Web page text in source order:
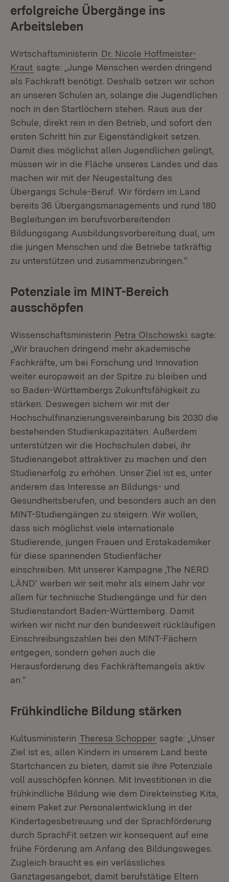
erfolgreiche Übergänge ins
Arbeitsleben
Wirtschaftsministerin Dr. Nicole Hoffmeister-
Kraut sagte: „Junge Menschen werden dringend
als Fachkraft benötigt. Deshalb setzen wir schon
an unseren Schulen an, solange die Jugendlichen
noch in den Startlöchern stehen. Raus aus der
Schule, direkt rein in den Betrieb, und sofort den
ersten Schritt hin zur Eigenständigkeit setzen.
Damit dies möglichst allen Jugendlichen gelingt,
müssen wir in die Fläche unseres Landes und das
machen wir mit der Neugestaltung des
Übergangs Schule-Beruf. Wir fördern im Land
bereits 36 Übergangsmanagements und rund 180
Begleitungen im berufsvorbereitenden
Bildungsgang Ausbildungsvorbereitung dual, um
die jungen Menschen und die Betriebe tatkräftig
zu unterstützen und zusammenzubringen.“
Potenziale im MINT-Bereich
ausschöpfen
Wissenschaftsministerin Petra Olschowski sagte:
„Wir brauchen dringend mehr akademische
Fachkräfte, um bei Forschung und Innovation
weiter europaweit an der Spitze zu bleiben und
so Baden-Württembergs Zukunftsfähigkeit zu
stärken. Deswegen sichern wir mit der
Hochschulfinanzierungsvereinbarung bis 2030 die
bestehenden Studienkapazitäten. Außerdem
unterstützen wir die Hochschulen dabei, ihr
Studienangebot attraktiver zu machen und den
Studienerfolg zu erhöhen. Unser Ziel ist es, unter
anderem das Interesse an Bildungs- und
Gesundheitsberufen, und besonders auch an den
MINT-Studiengängen zu steigern. Wir wollen,
dass sich möglichst viele internationale
Studierende, jungen Frauen und Erstakademiker
für diese spannenden Studienfächer
einschreiben. Mit unserer Kampagne ‚The NERD
LÄND‘ werben wir seit mehr als einem Jahr vor
allem für technische Studiengänge und für den
Studienstandort Baden-Württemberg. Damit
wirken wir nicht nur den bundesweit rückläufigen
Einschreibungszahlen bei den MINT-Fächern
entgegen, sondern gehen auch die
Herausforderung des Fachkräftemangels aktiv
an.“
Frühkindliche Bildung stärken
Kultusministerin Theresa Schopper sagte: „Unser
Ziel ist es, allen Kindern in unserem Land beste
Startchancen zu bieten, damit sie ihre Potenziale
voll ausschöpfen können. Mit Investitionen in die
frühkindliche Bildung wie dem Direkteinstieg Kita,
einem Paket zur Personalentwicklung in der
Kindertagesbetreuung und der Sprachförderung
durch SprachFit setzen wir konsequent auf eine
frühe Förderung am Anfang des Bildungsweges.
Zugleich braucht es ein verlässliches
Ganztagesangebot, damit berufstätige Eltern